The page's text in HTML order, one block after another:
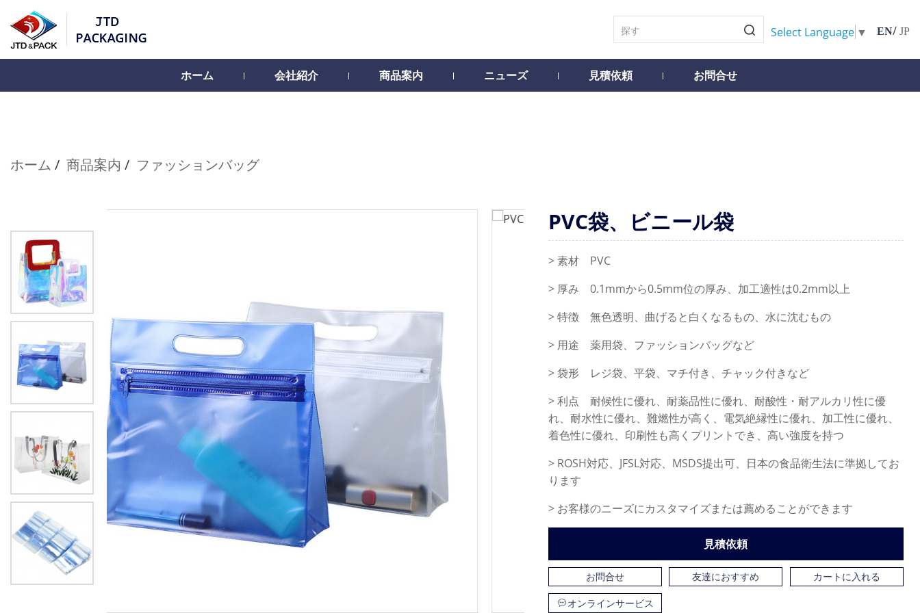
Select Language ▼ EN/ JP
ホーム 会社紹介 商品案内 ニューズ 見積依頼 お問合せ
ホーム 商品案内 ファッションバッグ
PVC袋、ビニール袋
> 素材 PVC
> 厚み 0.1mmから0.5mm位の厚み、加工適性は0.2mm以上
> 特徴 無色透明、曲げると白くなるもの、水に沈むもの
> 用途 薬用袋、ファッションバッグなど
> 袋形 レジ袋、平袋、マチ付き、チャック付きなど
> 利点 耐候性に優れ、耐薬品性に優れ、耐酸性・耐アルカリ性に優
れ、耐水性に優れ、難燃性が高く、電気絶縁性に優れ、加工性に優れ、
着色性に優れ、印刷性も高くプリントでき、高い強度を持つ
> ROSH対応、JFSL対応、MSDS提出可、日本の食品衛生法に準拠してお
ります
> お客様のニーズにカスタマイズまたは薦めることができます
見積依頼
お問合せ 友達におすすめ カートに入れる
オンラインサービス